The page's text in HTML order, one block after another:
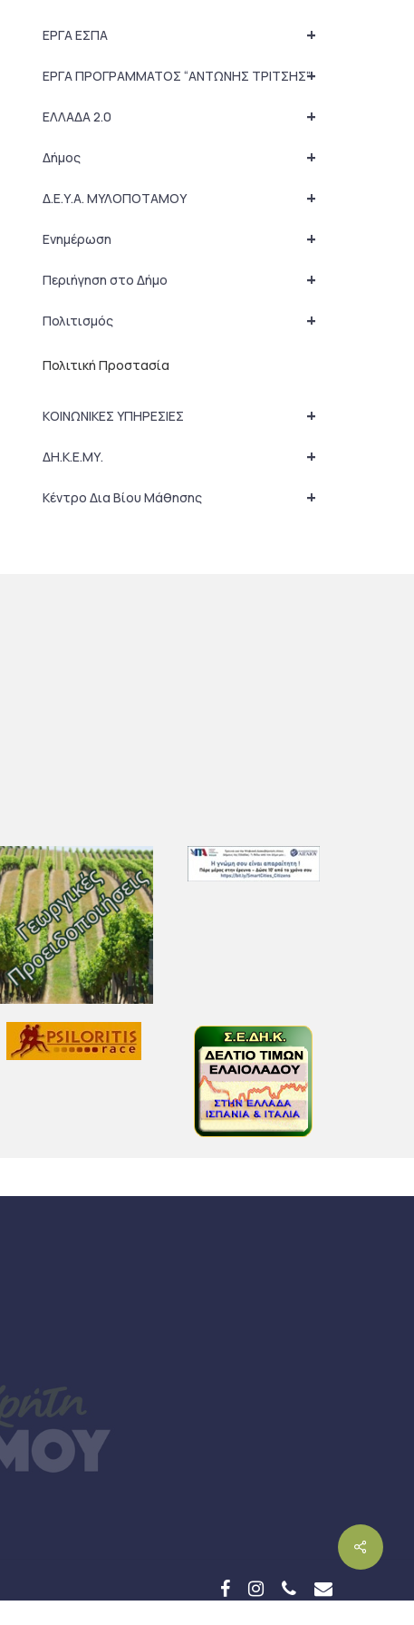
+
ΕΡΓΑ ΕΣΠΑ
+
ΕΡΓΑ ΠΡΟΓΡΑΜΜΑΤΟΣ “ΑΝΤΩΝΗΣ ΤΡΙΤΣΗΣ”
+
ΕΛΛΑΔΑ 2.0
+
Δήμος
+
Δ.Ε.Υ.Α. ΜΥΛΟΠΟΤΑΜΟΥ
+
Ενημέρωση
+
Περιήγηση στο Δήμο
+
Πολιτισμός
Πολιτική Προστασία
+
ΚΟΙΝΩΝΙΚΕΣ ΥΠΗΡΕΣΙΕΣ
+
ΔΗ.Κ.Ε.ΜΥ.
+
Κέντρο Δια Βίου Μάθησης
facebookinstagramphoneemail